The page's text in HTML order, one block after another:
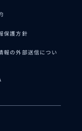
保護方針
報の外部送信につい